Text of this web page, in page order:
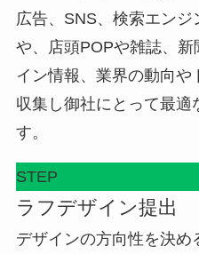
広告、SNS、検索エン
や、店頭POPや雑誌、
イン情報、業界の動向や
収集し御社にとって最適
す。
STEP
ラフデザイン提出
デザインの方向性を決め